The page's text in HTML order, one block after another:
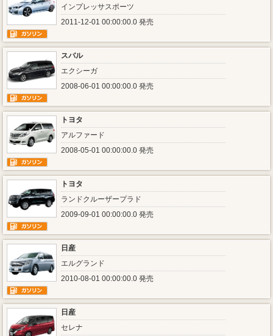
インプレッサスポーツ
2011-12-01 00:00:00.0 発売
スバル
エクシーガ
2008-06-01 00:00:00.0 発売
トヨタ
アルファード
2008-05-01 00:00:00.0 発売
トヨタ
ランドクルーザープラド
2009-09-01 00:00:00.0 発売
日産
エルグランド
2010-08-01 00:00:00.0 発売
日産
セレナ